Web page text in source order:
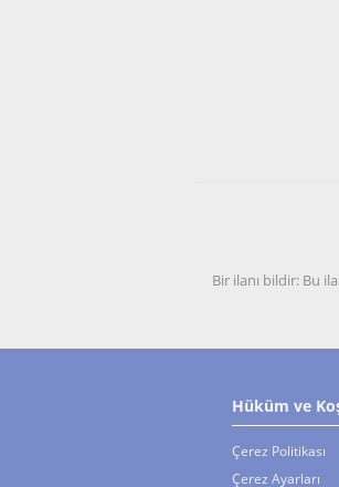
Bir ilanı bildir: Bu
Hüküm ve
Çerez Politikası
Çerez Ayarları